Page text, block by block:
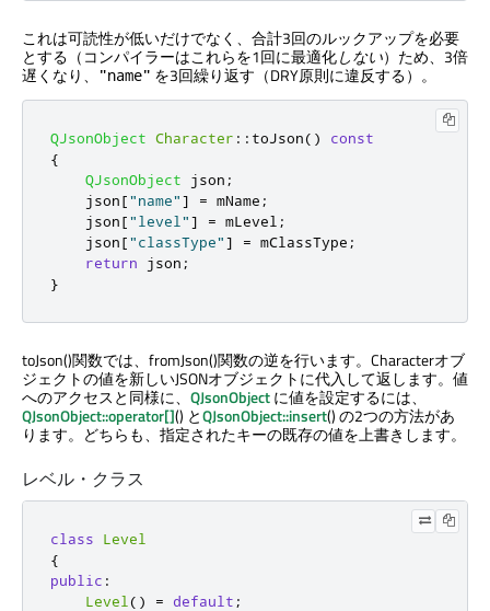
これは可読性が低いだけでなく、合計3回のルックアップを必要
とする（コンパイラーはこれらを1回に最適化しない）ため、3倍
遅くなり、
"name" を3回繰り返す（DRY原則に違反する）。
QJsonObject Character :: toJson()
const
{
QJsonObject json ;
    json
["name"] = mName ;
    json
["level"] = mLevel ;
    json
["classType"] = mClassType ;
return json ;
}
toJson()関数では、fromJson()関数の逆を行います。Characterオブ
ジェクトの値を新しいJSONオブジェクトに代入して返します。値
へのアクセスと同様に、 QJsonObjectに値を設定するには、
QJsonObject::operator[]() とQJsonObject::insert() の2つの方法があ
ります。どちらも、指定されたキーの既存の値を上書きします。
レベル・クラス
class
Level
{
public :
Level () = default ;